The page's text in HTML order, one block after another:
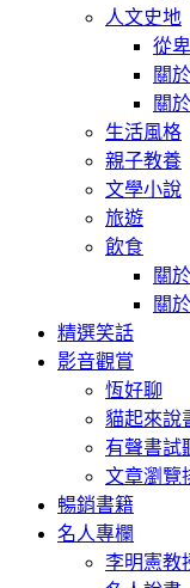
人文史地
從
關
關
生活風格
親子教養
文學小說
旅遊
飲食
關
關
精選笑話
影音觀賞
恆好聊
貓起來說
有聲書試
文章瀏覽
暢銷書籍
名人專欄
李明憲教